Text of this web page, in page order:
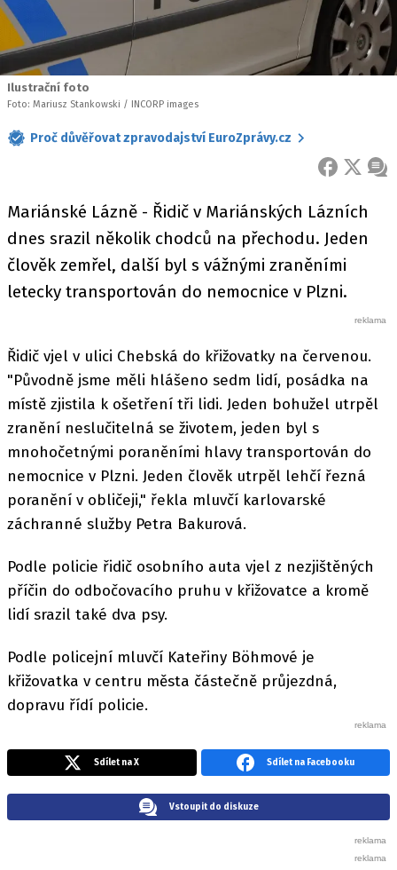
Ilustrační foto
Foto: Mariusz Stankowski / INCORP images
Proč důvěřovat zpravodajství EuroZprávy.cz
FACEBOOK
X
Mariánské Lázně - Řidič v Mariánských Lázních
dnes srazil několik chodců na přechodu. Jeden
člověk zemřel, další byl s vážnými zraněními
letecky transportován do nemocnice v Plzni.
Řidič vjel v ulici Chebská do křižovatky na červenou.
"Původně jsme měli hlášeno sedm lidí, posádka na
místě zjistila k ošetření tři lidi. Jeden bohužel utrpěl
zranění neslučitelná se životem, jeden byl s
mnohočetnými poraněními hlavy transportován do
nemocnice v Plzni. Jeden člověk utrpěl lehčí řezná
poranění v obličeji," řekla mluvčí karlovarské
záchranné služby Petra Bakurová.
Podle policie řidič osobního auta vjel z nezjištěných
příčin do odbočovacího pruhu v křižovatce a kromě
lidí srazil také dva psy.
Podle policejní mluvčí Kateřiny Böhmové je
křižovatka v centru města částečně průjezdná,
dopravu řídí policie.
Sdílet na X Sdílet na Facebooku
Vstoupit do diskuze